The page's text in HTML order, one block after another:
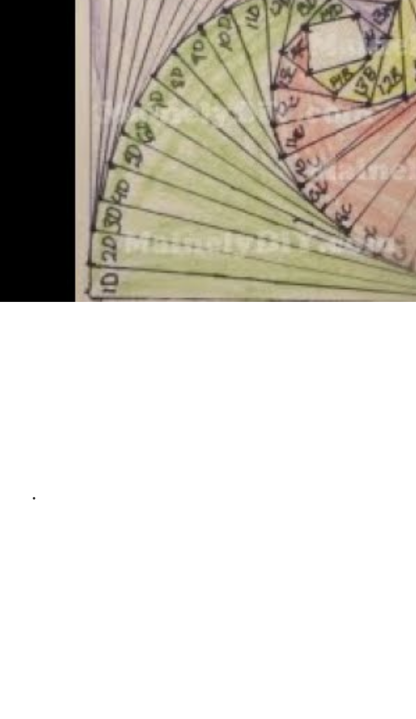
Incluso si te atreves puedes hacerte tu propio patrón. He encontrado este tutorial, está en inglés pero
Una vez tienes listo el patrón, solo hay que calcarlo en una cartulina, vaciarlo con un cutter y poner la
Lo ideal es organizar primero un poco los papeles que vas a utilizar para tenerlo listo cuando empieces.
estampados que hayas seleccionado.
Por supuesto, yo tenía que probarlo jejeje y he aprovechado algunos retales de papel que me han
Sami Garrapara hacer una postal con un helado de protagonista 🙂 Aquí te dejo unas